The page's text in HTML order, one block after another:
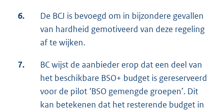
6.
De BCJ is bevoegd om in bijzondere gevallen
van hardheid gemotiveerd van deze regeling
af te wijken.
7.
BC wijst de aanbieder erop dat een deel van
het beschikbare BSO+ budget is gereserveerd
voor de pilot ‘BSO gemengde groepen’. Dit
kan betekenen dat het resterende budget in